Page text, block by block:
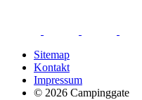
Sitemap
Kontakt
Impressum
© 2026 Campinggate